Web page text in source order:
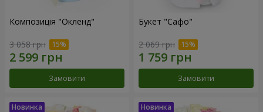
Композиція "Окленд"
3 058 грн
Замовити
Букет "Сафо"
2 069 грн
Замовити